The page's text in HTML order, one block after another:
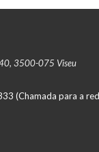
3500-075 Viseu
(Chamada para a